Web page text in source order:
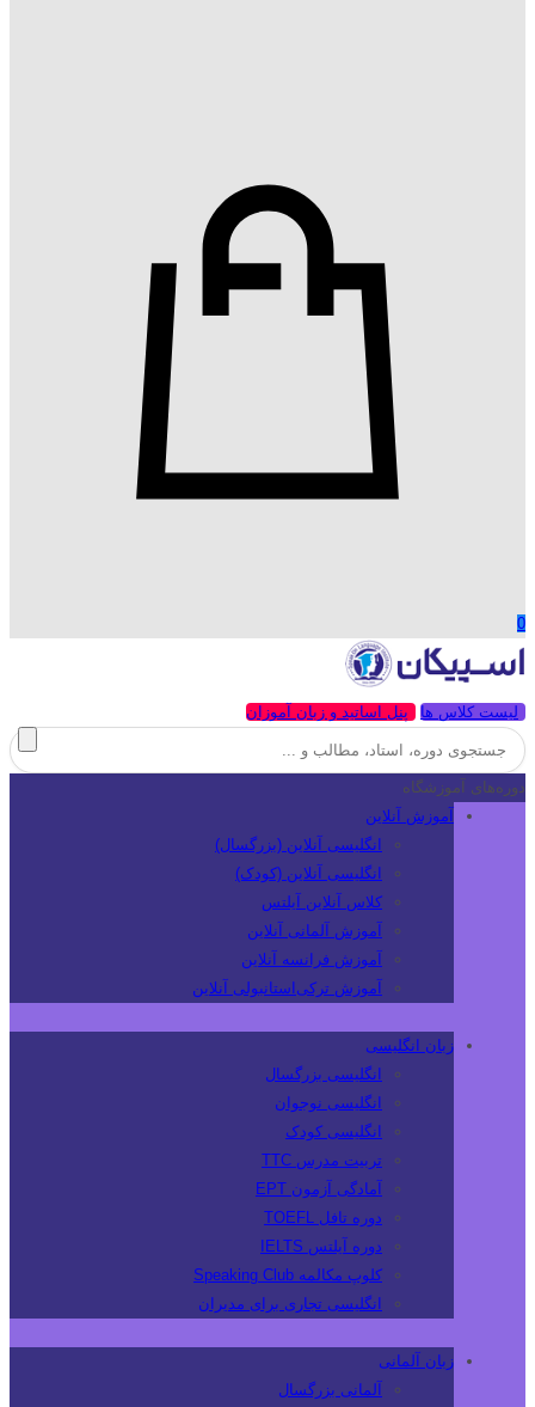
0
لیست کلاس ها پنل اساتید و زبان آموزان
دوره‌های آموزشگاه
آموزش آنلاین
انگلیسی آنلاین (بزرگسال)
انگلیسی آنلاین (کودک)
کلاس آنلاین آیلتس
آموزش آلمانی آنلاین
آموزش فرانسه آنلاین
آموزش ترکی‌استانبولی آنلاین
زبان انگلیسی
انگلیسی بزرگسال
انگلیسی نوجوان
انگلیسی کودک
تربیت مدرس TTC
آمادگی آزمون EPT
دوره تافل TOEFL
دوره آیلتس IELTS
کلوپ مکالمه Speaking Club
انگلیسی تجاری برای مدیران
زبان آلمانی
آلمانی بزرگسال